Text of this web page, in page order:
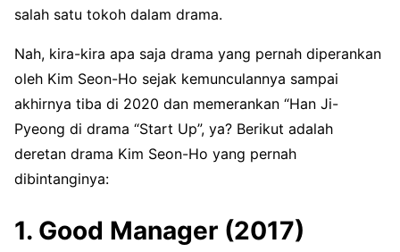
salah satu tokoh dalam drama.
Nah, kira-kira apa saja drama yang pernah diperankan
oleh Kim Seon-Ho sejak kemunculannya sampai
akhirnya tiba di 2020 dan memerankan “Han Ji-
Pyeong di drama “Start Up”, ya? Berikut adalah
deretan drama Kim Seon-Ho yang pernah
dibintanginya:
1. Good Manager (2017)